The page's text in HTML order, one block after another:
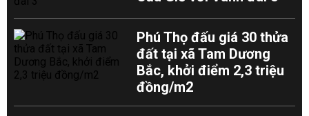
Phú Thọ đấu giá 30 thửa
đất tại xã Tam Dương
Bắc, khởi điểm 2,3 triệu
đồng/m2